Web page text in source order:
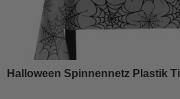
Halloween Spinnennetz Plastik